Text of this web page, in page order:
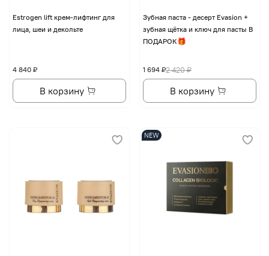
Еstrogen lift крем-лифтинг для
лица, шеи и декольте
4 840 ₽
В корзину
Зубная паста - десерт Evasion +
зубная щётка и ключ для пасты В
ПОДАРОК🎁
2 420 ₽
1 694 ₽
В корзину
NEW